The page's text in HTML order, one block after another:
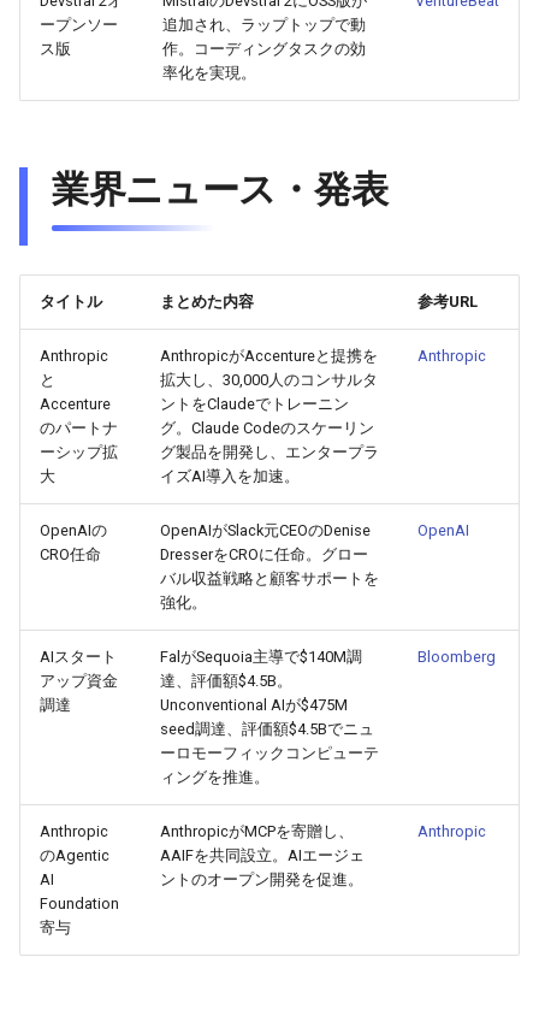
2026-05-01
2026-04-28
2026-04-25
2026-04-24
2026-04-22
2026-04-20
2026-04-19
2026-04-17
2026-04-15
2025-10-16
2025-10-13
2025-10-10
2025-10-09
2025-10-07
2025-10-05
2025-10-04
2025-10-02
2025-09-30
2026-05-01
2026-04-28
2026-04-26
2026-04-25
2026-04-24
2026-04-23
2026-04-22
2026-04-20
2026-04-17
2026-04-16
2026-04-15
2026-04-28
2026-04-25
2026-04-22
2026-04-21
2026-04-19
2026-04-17
2026-04-16
2026-04-14
2026-04-12
2025-10-16
2025-10-13
2025-10-10
2025-10-09
2025-10-07
2025-10-05
2025-10-04
2025-10-02
2025-09-30
2026-04-27
2026-04-24
2026-04-21
2026-04-20
2026-04-18
2026-04-16
2026-04-15
2026-04-13
2026-04-11
2025-10-16
2025-10-13
2025-10-10
2025-10-09
2025-10-07
2025-10-05
2025-10-04
2025-10-02
2025-09-30
ープンソー
ス版
追加され、ラップトップで動
作。コーディングタスクの効
率化を実現。
業界ニュース・発表
タイトル まとめた内容 参考URL
Anthropic
と
Accenture
のパートナ
ーシップ拡
大
AnthropicがAccentureと提携を
拡大し、30,000人のコンサルタ
ントをClaudeでトレーニン
グ。Claude Codeのスケーリン
グ製品を開発し、エンタープラ
イズAI導入を加速。
Anthropic
OpenAIの
CRO任命
OpenAIがSlack元CEOのDenise
DresserをCROに任命。グロー
バル収益戦略と顧客サポートを
強化。
OpenAI
AIスタート
アップ資金
調達
FalがSequoia主導で$140M調
達、評価額$4.5B。
Unconventional AIが$475M
seed調達、評価額$4.5Bでニュ
ーロモーフィックコンピューテ
ィングを推進。
Bloomberg
Anthropic
のAgentic
AI
Foundation
寄与
AnthropicがMCPを寄贈し、
AAIFを共同設立。AIエージェ
ントのオープン開発を促進。
Anthropic